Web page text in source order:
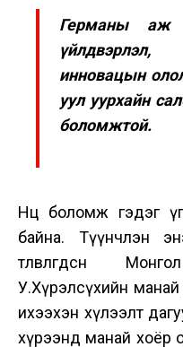
Германы аж
инновацын
уул уурхайн
боломжтой.
Нөөц боломж гэдэг
байна. Түүнчлэн
төлөвлөгдсөн
У.Хүрэлсүхийн манай
ихээхэн хүлээлт
хүрээнд манай хоёр